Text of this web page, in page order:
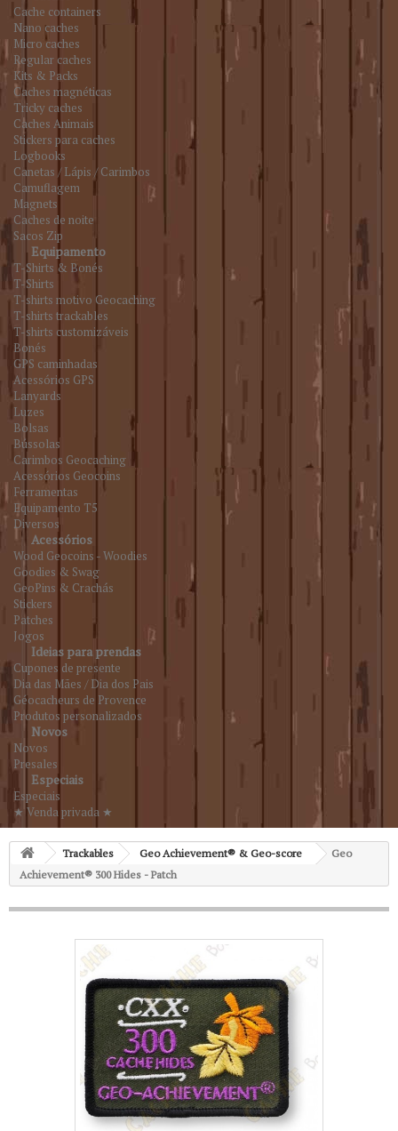
Cache containers
Nano caches
Micro caches
Regular caches
Kits & Packs
Caches magnéticas
Tricky caches
Caches Animais
Stickers para caches
Logbooks
Canetas / Lápis / Carimbos
Camuflagem
Magnets
Caches de noite
Sacos Zip
Equipamento
T-Shirts & Bonés
T-Shirts
T-shirts motivo Geocaching
T-shirts trackables
T-shirts customizáveis
Bonés
GPS caminhadas
Acessórios GPS
Lanyards
Luzes
Bolsas
Bússolas
Carimbos Geocaching
Acessórios Geocoins
Ferramentas
Equipamento T5
Diversos
Acessórios
Wood Geocoins - Woodies
Goodies & Swag
GeoPins & Crachás
Stickers
Patches
Jogos
Ideias para prendas
Cupones de presente
Dia das Mães / Dia dos Pais
Géocacheurs de Provence
Produtos personalizados
Novos
Novos
Presales
Especiais
Especiais
★ Venda privada ★
Trackables Geo Achievement® & Geo-score
Geo
Achievement® 300 Hides - Patch